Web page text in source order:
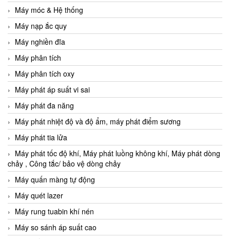
Máy móc & Hệ thống
Máy nạp ắc quy
Máy nghiền đĩa
Máy phân tích
Máy phân tích oxy
Máy phát áp suất vi sai
Máy phát đa năng
Máy phát nhiệt độ và độ ẩm, máy phát điểm sương
Máy phát tia lửa
Máy phát tốc độ khí, Máy phát luồng không khí, Máy phát dòng
chảy , Công tắc/ bảo vệ dòng chảy
Máy quấn màng tự động
Máy quét lazer
Máy rung tuabin khí nén
Máy so sánh áp suất cao